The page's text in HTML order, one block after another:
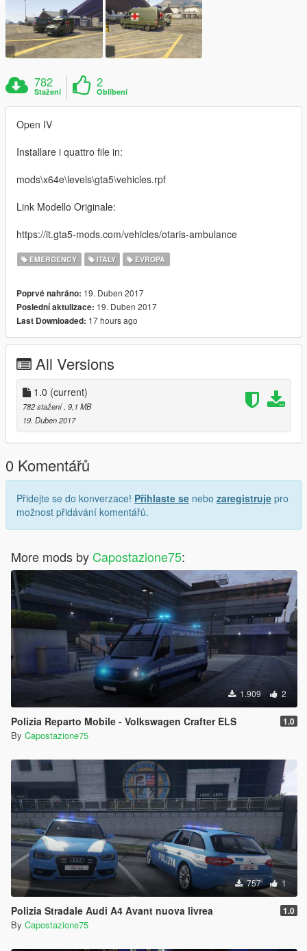
782
Stažení
2
Oblíbení
Open IV
Installare i quattro file in:
mods\x64e\levels\gta5\vehicles.rpf
Link Modello Originale:
https://it.gta5-mods.com/vehicles/otaris-ambulance
EMERGENCY ITALY EVROPA
Poprvé nahráno: 19. Duben 2017
Poslední aktulizace: 19. Duben 2017
Last Downloaded: 17 hours ago
All Versions
1.0 (current)
782 stažení , 9,1 MB
19. Duben 2017
0 Komentářů
Přidejte se do konverzace! Přihlaste se nebo zaregistruje pro
možnost přidávání komentářů.
More mods by Capostazione75:
1.909 2
Polizia Reparto Mobile - Volkswagen Crafter ELS 1.0
By Capostazione75
757 1
Polizia Stradale Audi A4 Avant nuova livrea 1.0
By Capostazione75